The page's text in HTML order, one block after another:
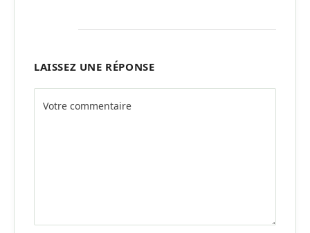
LAISSEZ UNE RÉPONSE